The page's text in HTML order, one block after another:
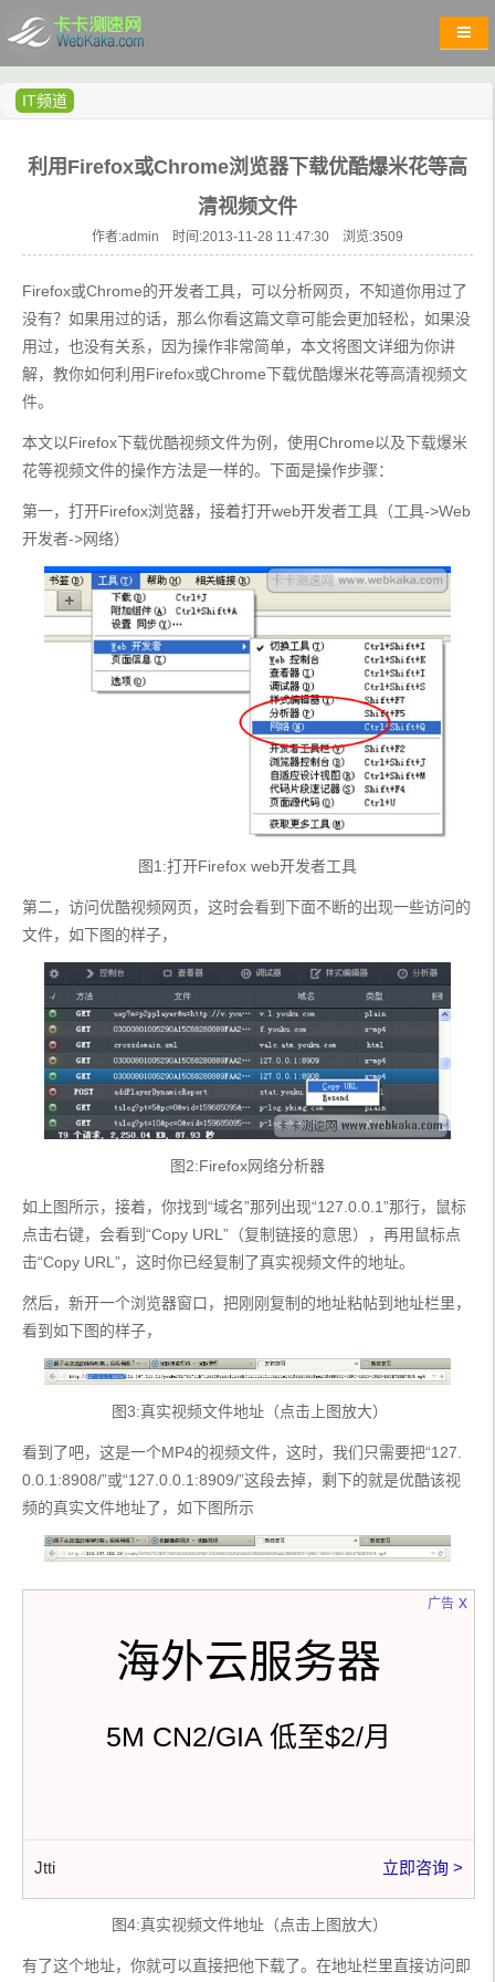
IT频道
利用Firefox或Chrome浏览器下载优酷爆米花等高
清视频文件
作者:admin 时间:2013-11-28 11:47:30 浏览:3509
Firefox或Chrome的开发者工具，可以分析网页，不知道你用过了
没有？如果用过的话，那么你看这篇文章可能会更加轻松，如果没
用过，也没有关系，因为操作非常简单，本文将图文详细为你讲
解，教你如何利用Firefox或Chrome下载优酷爆米花等高清视频文
件。
本文以Firefox下载优酷视频文件为例，使用Chrome以及下载爆米
花等视频文件的操作方法是一样的。下面是操作步骤：
第一，打开Firefox浏览器，接着打开web开发者工具（工具->Web
开发者->网络）
图1:打开Firefox web开发者工具
第二，访问优酷视频网页，这时会看到下面不断的出现一些访问的
文件，如下图的样子，
图2:Firefox网络分析器
如上图所示，接着，你找到“域名”那列出现“127.0.0.1”那行，鼠标
点击右键，会看到“Copy URL”（复制链接的意思），再用鼠标点
击“Copy URL”，这时你已经复制了真实视频文件的地址。
然后，新开一个浏览器窗口，把刚刚复制的地址粘帖到地址栏里，
看到如下图的样子，
图3:真实视频文件地址（点击上图放大）
看到了吧，这是一个MP4的视频文件，这时，我们只需要把“127.
0.0.1:8908/”或“127.0.0.1:8909/”这段去掉，剩下的就是优酷该视
频的真实文件地址了，如下图所示
广告
海外云服务器
5M CN2/GIA 低至$2/月
Jtti 立即咨询 >
x
图4:真实视频文件地址（点击上图放大）
有了这个地址，你就可以直接把他下载了。在地址栏里直接访问即